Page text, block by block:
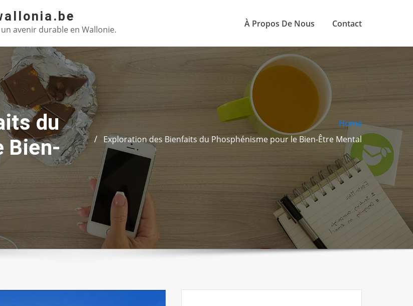
avenir durable en Wallonie.
À Propos De Nous Contact
du
Bien-
Home
Exploration des Bienfaits du Phosphénisme pour le Bien-Être Mental